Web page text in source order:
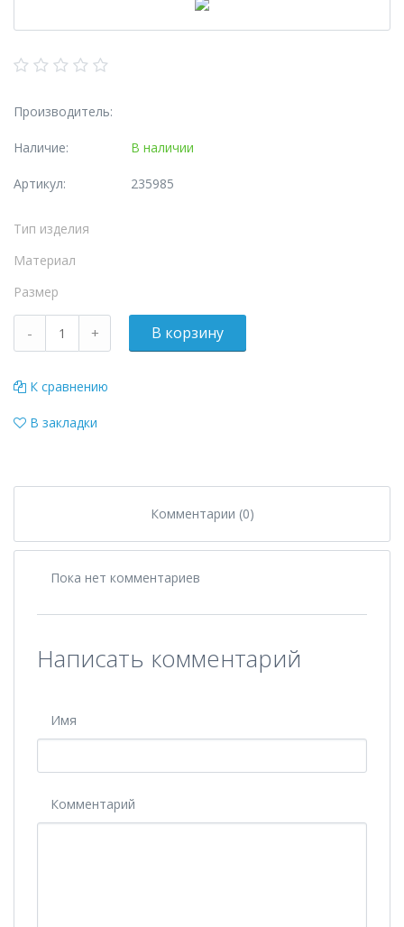
Производитель:
Наличие: В наличии
Артикул: 235985
Тип изделия
Материал
Размер
К сравнению
В закладки
Комментарии (0)
Пока нет комментариев
Написать комментарий
Имя
Комментарий